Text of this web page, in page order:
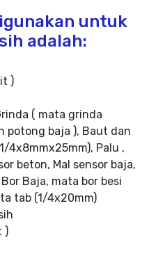
untuk
adalah:
)
( mata grinda
potong baja ), Baut dan
4x8mmx25mm), Palu ,
beton, Mal sensor baja,
Baja, mata bor besi
tab (1/4x20mm)
)